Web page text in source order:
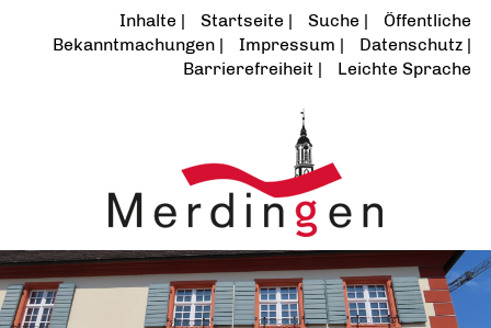
Inhalte Startseite Suche
Öffentliche
Bekanntmachungen
Impressum
Datenschutz
Barrierefreiheit
Leichte Sprache